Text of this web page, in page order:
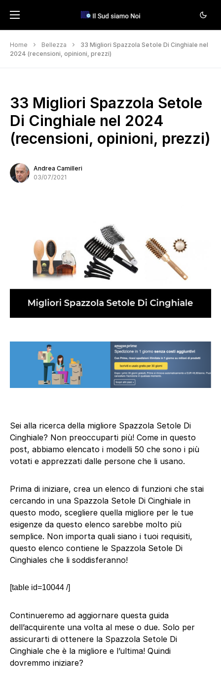
Home Bellezza
33 Migliori Spazzola Setole Di Cinghiale nel
2024 (recensioni, opinioni, prezzi)
33 Migliori Spazzola Setole
Di Cinghiale nel 2024
(recensioni, opinioni, prezzi)
Andrea Camilleri
03/07/2021
Sei alla ricerca della migliore Spazzola Setole Di
Cinghiale? Non preoccuparti più! Come in questo
post, abbiamo elencato i modelli 50 che sono i più
votati e apprezzati dalle persone che li usano.
Prima di iniziare, crea un elenco di funzioni che stai
cercando in una Spazzola Setole Di Cinghiale in
questo modo, scegliere quella migliore per le tue
esigenze da questo elenco sarebbe molto più
semplice. Non importa quali siano i tuoi requisiti,
questo elenco contiene le Spazzola Setole Di
Cinghiales che li soddisferanno!
[table id=10044 /]
Continueremo ad aggiornare questa guida
dell’acquirente una volta al mese o due. Solo per
assicurarti di ottenere la Spazzola Setole Di
Cinghiale che è la migliore e l’ultima! Quindi
dovremmo iniziare?